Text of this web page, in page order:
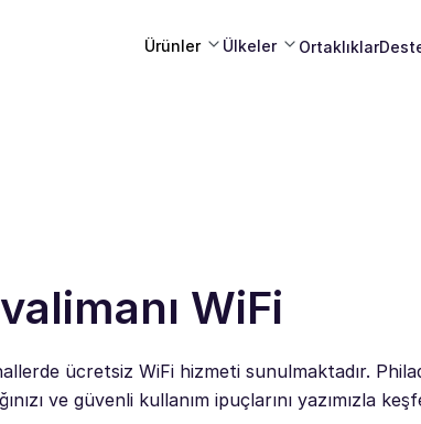
Ürünler Ülkeler Ortaklıklar
WiFi
ücretsiz WiFi hizmeti sunulmaktadır.
ve güvenli kullanım ipuçlarını yazımızla